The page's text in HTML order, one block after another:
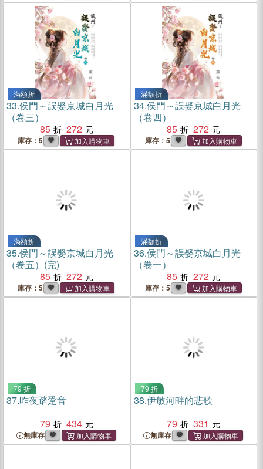
滿額折
33.侯門～誤娶京城白月光
（卷三）
85
272
庫存：5
滿額折
34.侯門～誤娶京城白月光
（卷四）
85
272
庫存：5
滿額折
35.侯門～誤娶京城白月光
（卷五）(完)
85
272
庫存：5
滿額折
36.侯門～誤娶京城白月光
（卷一）
85
272
庫存：5
79 折
37.昨夜踏跫音
79
434
無庫存
79 折
38.伊敏河畔的悲歌
79
331
無庫存